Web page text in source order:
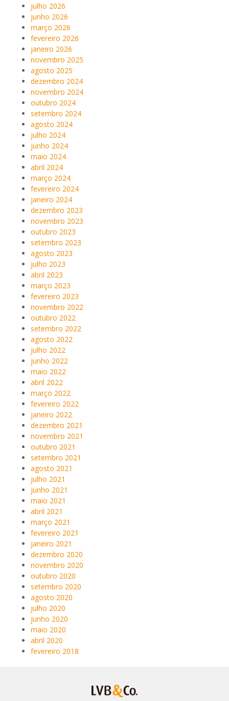
julho 2026
junho 2026
março 2026
fevereiro 2026
janeiro 2026
novembro 2025
agosto 2025
dezembro 2024
novembro 2024
outubro 2024
setembro 2024
agosto 2024
julho 2024
junho 2024
maio 2024
abril 2024
março 2024
fevereiro 2024
janeiro 2024
dezembro 2023
novembro 2023
outubro 2023
setembro 2023
agosto 2023
julho 2023
abril 2023
março 2023
fevereiro 2023
novembro 2022
outubro 2022
setembro 2022
agosto 2022
julho 2022
junho 2022
maio 2022
abril 2022
março 2022
fevereiro 2022
janeiro 2022
dezembro 2021
novembro 2021
outubro 2021
setembro 2021
agosto 2021
julho 2021
junho 2021
maio 2021
abril 2021
março 2021
fevereiro 2021
janeiro 2021
dezembro 2020
novembro 2020
outubro 2020
setembro 2020
agosto 2020
julho 2020
junho 2020
maio 2020
abril 2020
fevereiro 2018